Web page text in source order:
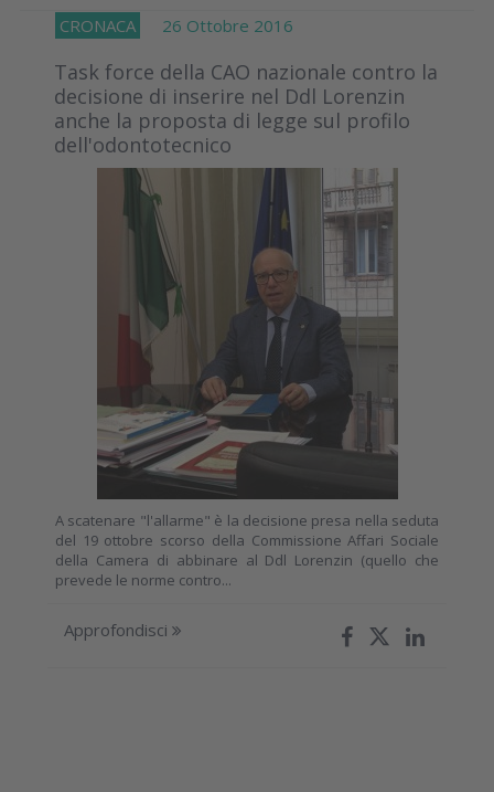
CRONACA 26 Ottobre 2016
Task force della CAO nazionale contro la
decisione di inserire nel Ddl Lorenzin
anche la proposta di legge sul profilo
dell'odontotecnico
A scatenare "l'allarme" è la decisione presa nella seduta
del 19 ottobre scorso della Commissione Affari Sociale
della Camera di abbinare al Ddl Lorenzin (quello che
prevede le norme contro...
Approfondisci